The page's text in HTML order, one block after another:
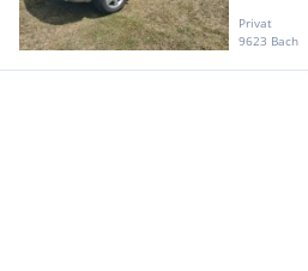
Privat
9623 Bach